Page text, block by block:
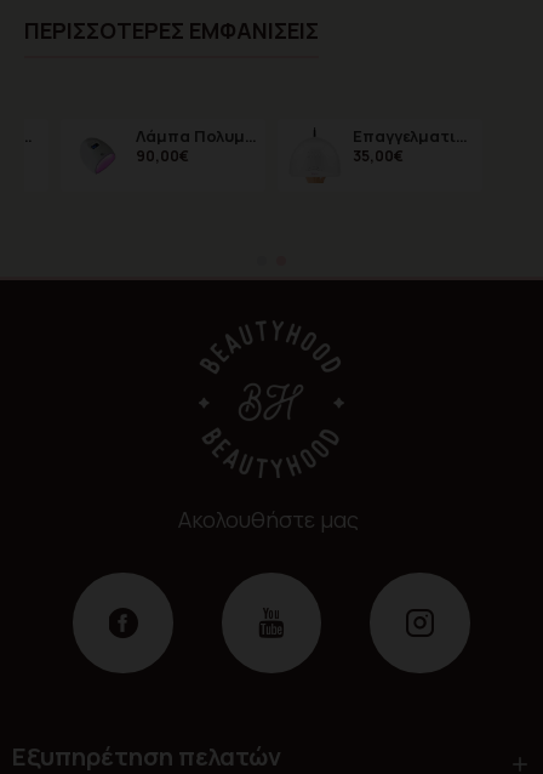
ΠΕΡΙΣΣΌΤΕΡΕΣ ΕΜΦΑΝΊΣΕΙΣ
Tea Tree Oil για Θεραπεία των Μυκητών στα Νύχια 15ml Λάμπα Πολυμερισμού LED A6
90,00€
Επαγγελματική Λάμπα Πολυμερισμού 48Watt UV / LED SUN ONE
35,00€
Ακολουθήστε μας
Εξυπηρέτηση πελατών